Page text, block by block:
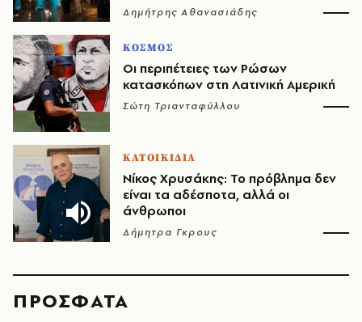
Δημήτρης Αθανασιάδης
ΚΟΣΜΟΣ
Οι περιπέτειες των Ρώσων
κατασκόπων στη Λατινική Αμερική
Σώτη Τριανταφύλλου
ΚΑΤΟΙΚΙΔΙΑ
Νίκος Χρυσάκης: Το πρόβλημα δεν
είναι τα αδέσποτα, αλλά οι
άνθρωποι
Δήμητρα Γκρους
ΠΡΟΣΦΑΤΑ